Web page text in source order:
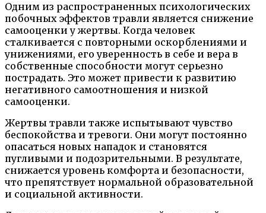
Одним из распространенных психологических
побочных эффектов травли является снижение
самооценки у жертвы. Когда человек
сталкивается с повторными оскорблениями и
унижениями, его уверенность в себе и вера в
собственные способности могут серьезно
пострадать. Это может привести к развитию
негативного самоотношения и низкой
самооценки.
Жертвы травли также испытывают чувство
беспокойства и тревоги. Они могут постоянно
опасаться новых нападок и становятся
пугливыми и подозрительными. В результате,
снижается уровень комфорта и безопасности,
что препятствует нормальной образовательной
и социальной активности.